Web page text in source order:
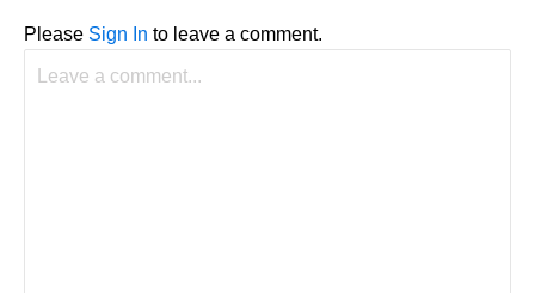
Please Sign In to leave a comment.